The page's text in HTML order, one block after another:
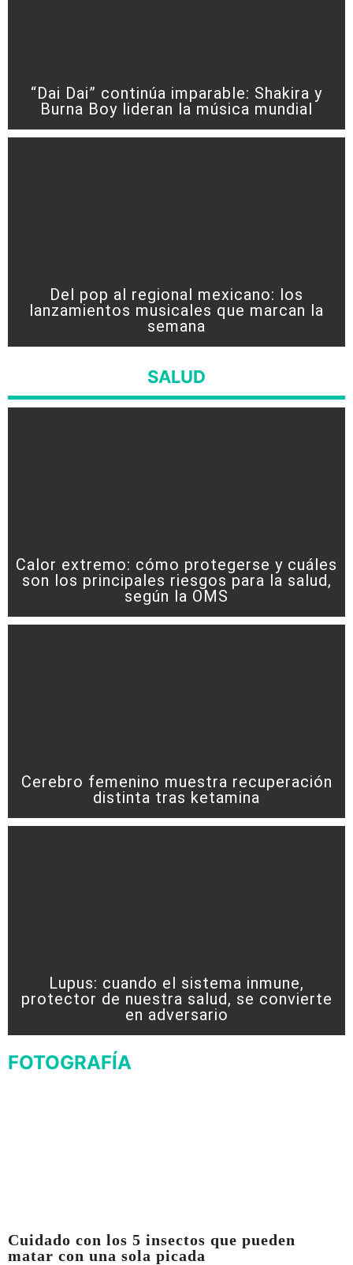
“Dai Dai” continúa imparable: Shakira y
Burna Boy lideran la música mundial
Del pop al regional mexicano: los
lanzamientos musicales que marcan la
semana
SALUD
Calor extremo: cómo protegerse y cuáles
son los principales riesgos para la salud,
según la OMS
Cerebro femenino muestra recuperación
distinta tras ketamina
Lupus: cuando el sistema inmune,
protector de nuestra salud, se convierte
en adversario
FOTOGRAFÍA
Cuidado con los 5 insectos que pueden
matar con una sola picada